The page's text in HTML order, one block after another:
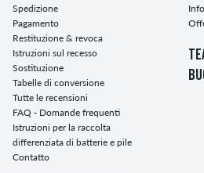
Spedizione
Pagamento
Restituzione & revoca
Istruzioni sul recesso
Sostituzione
Tabelle di conversione
Tutte le recensioni
FAQ - Domande frequenti
Istruzioni per la raccolta
differenziata di batterie e pile
Contatto